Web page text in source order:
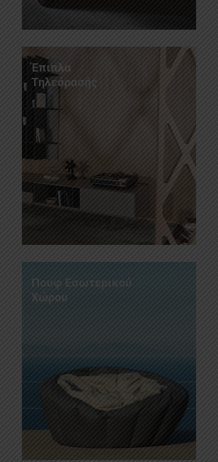
Έπιπλα
Τηλεόρασής
Πουφ Εσωτερικού
Χώρου